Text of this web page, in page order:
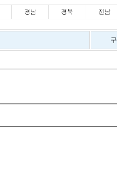
경남 경북 전남